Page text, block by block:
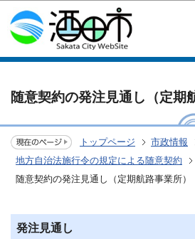
このページの本文
随意契約の発注見通し（定期
トップページ 市政情報
地方自治法施行令の規定による随意契約
随意契約の発注見通し（定期航路事業所）
発注見通し